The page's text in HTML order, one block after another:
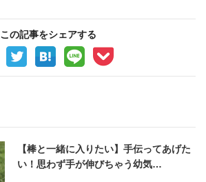
この記事をシェアする
【棒と一緒に入りたい】手伝ってあげた
い！思わず手が伸びちゃう幼気…